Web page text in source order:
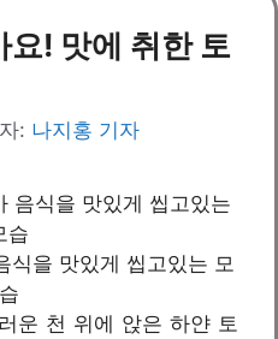
요! 맛에 취한 토
: 나지홍 기자
을 맛있게 씹고있는 모
습
운 천 위에 앉은 하얀 토